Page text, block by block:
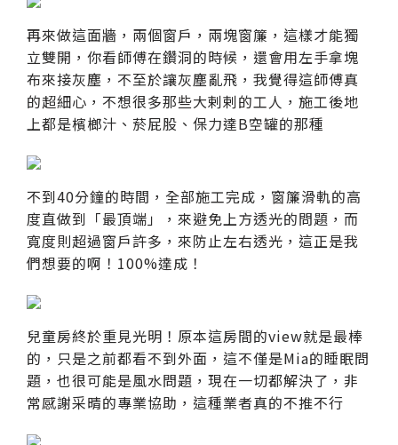
再來做這面牆，兩個窗戶，兩塊窗簾，這樣才能獨
立雙開，你看師傅在鑽洞的時候，還會用左手拿塊
布來接灰塵，不至於讓灰塵亂飛，我覺得這師傅真
的超細心，不想很多那些大剌剌的工人，施工後地
上都是檳榔汁、菸屁股、保力達B空罐的那種
不到40分鐘的時間，全部施工完成，窗簾滑軌的高
度直做到「最頂端」，來避免上方透光的問題，而
寬度則超過窗戶許多，來防止左右透光，這正是我
們想要的啊！100%達成！
兒童房終於重見光明！原本這房間的view就是最棒
的，只是之前都看不到外面，這不僅是Mia的睡眠問
題，也很可能是風水問題，現在一切都解決了，非
常感謝采晴的專業協助，這種業者真的不推不行